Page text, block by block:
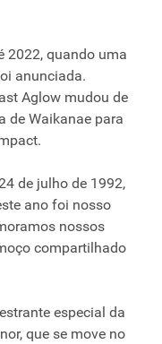
2022, quando uma
anunciada.
Aglow mudou de
de Waikanae para
de julho de 1992,
ano foi nosso
nossos
compartilhado
especial da
que se move no